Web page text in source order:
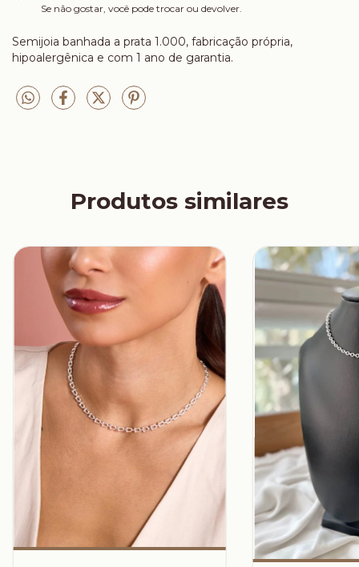
Se não gostar, você pode trocar ou devolver.
Semijoia banhada a prata 1.000, fabricação própria,
hipoalergênica e com 1 ano de garantia.
Produtos similares